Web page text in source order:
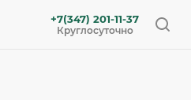
+7(347) 201-11-37
Круглосуточно